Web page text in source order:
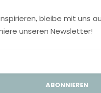
bleibe mit uns
unseren Newsletter!
ABONNIEREN